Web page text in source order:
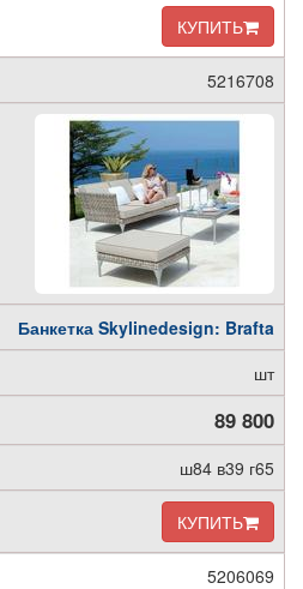
КУПИТЬ
5216708
Банкетка Skylinedesign: Brafta
шт
89 800
ш84 в39 г65
КУПИТЬ
5206069